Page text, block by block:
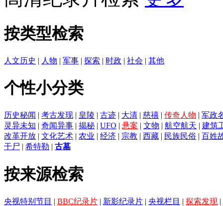
按类型检索
人文历史 | 人物 | 军事 | 探索 | 时政 | 社会 | 其他
个性小分类
历史秘闻 | 考古发现 | 皇陵 | 古迹 | 大清 | 慈禧 | 传奇人物 | 军政
灵异未知 | 奇闻异事 | 揭秘 | UFO | 悬案 | 文物 | 航空航天 | 建筑
改革开放 | 文化艺术 | 农业 | 经济 | 宗教 | 西藏 | 民族民俗 | 百姓
干尸 | 希特勒 | 古墓
按来源检索
央视特别节目 | BBC纪录片 | 新影纪录片 | 央视栏目 | 探索发现 |